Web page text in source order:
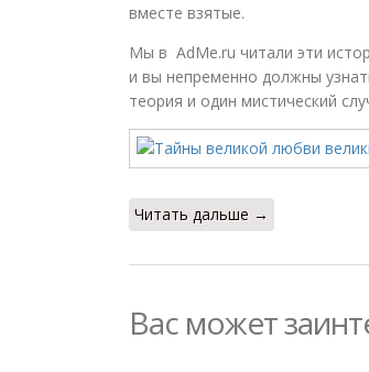
вместе взятые.
Мы в AdMe.ru читали эти
и вы непременно должны
теория и один мистический
Читать дальше →
Вас может